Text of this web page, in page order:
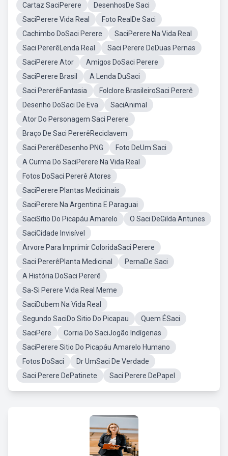
Cartaz SaciPerere
DesenhosDe Saci
SaciPerere Vida Real
Foto RealDe Saci
Cachimbo DoSaci Perere
SaciPerere Na Vida Real
Saci PererêLenda Real
Saci Perere DeDuas Pernas
SaciPerere Ator
Amigos DoSaci Perere
SaciPerere Brasil
A Lenda DuSaci
Saci PererêFantasia
Folclore BrasileiroSaci Pererê
Desenho DoSaci De Eva
SaciAnimal
Ator Do Personagem Saci Perere
Braço De Saci PererêReciclavem
Saci PererêDesenho PNG
Foto DeUm Saci
A Curma Do SaciPerere Na Vida Real
Fotos DoSaci Pererê Atores
SaciPerere Plantas Medicinais
SaciPerere Na Argentina E Paraguai
SaciSitio Do Picapáu Amarelo
O Saci DeGilda Antunes
SaciCidade Invisível
Arvore Para Imprimir ColoridaSaci Perere
Saci PererêPlanta Medicinal
PernaDe Saci
A História DoSaci Pererê
Sa-Si Perere Vida Real Meme
SaciDubem Na Vida Real
Segundo SaciDo Sitio Do Picapau
Quem ÉSaci
SaciPere
Corria Do SaciJogão Indígenas
SaciPerere Sitio Do Picapáu Amarelo Humano
Fotos DoSaci
Dr UmSaci De Verdade
Saci Perere DePatinete
Saci Perere DePapel